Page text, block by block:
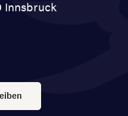
Innsbruck